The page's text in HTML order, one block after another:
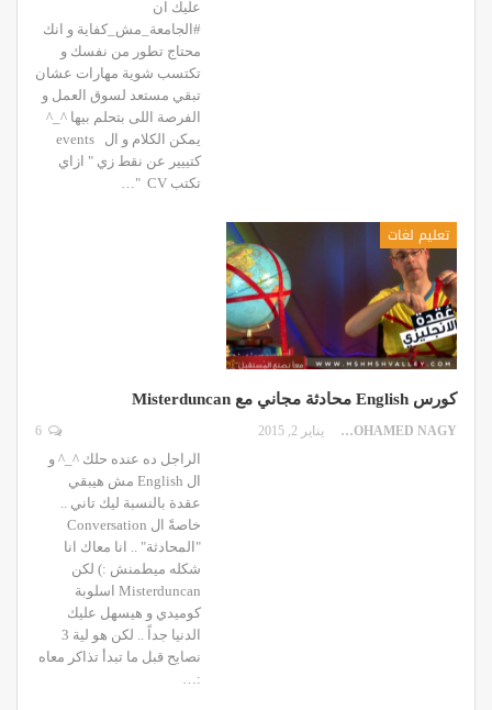
عليك ان
#الجامعة_مش_كفاية و انك
محتاج تطور من نفسك و
تكتسب شوية مهارات عشان
تبقي مستعد لسوق العمل و
الفرصة اللى بتحلم بيها ^_^
يمكن الكلام و ال events
كتييير عن نقط زي " ازاي
تكتب CV "…
تعليم لغات
كورس English محادثة مجاني مع Misterduncan
MOHAMED NAGY يناير 2, 2015
الراجل ده عنده حلك ^_^ و
ال English مش هيبقي
عقدة بالنسبة ليك تاني ..
خاصةً ال Conversation
"المحادثة" .. انا معاك انا
شكله ميطمنش :) لكن
Misterduncan اسلوبة
كوميدي و هيسهل عليك
الدنيا جداً .. لكن هو لية 3
نصايح قبل ما تبدأ تذاكر معاه
:…